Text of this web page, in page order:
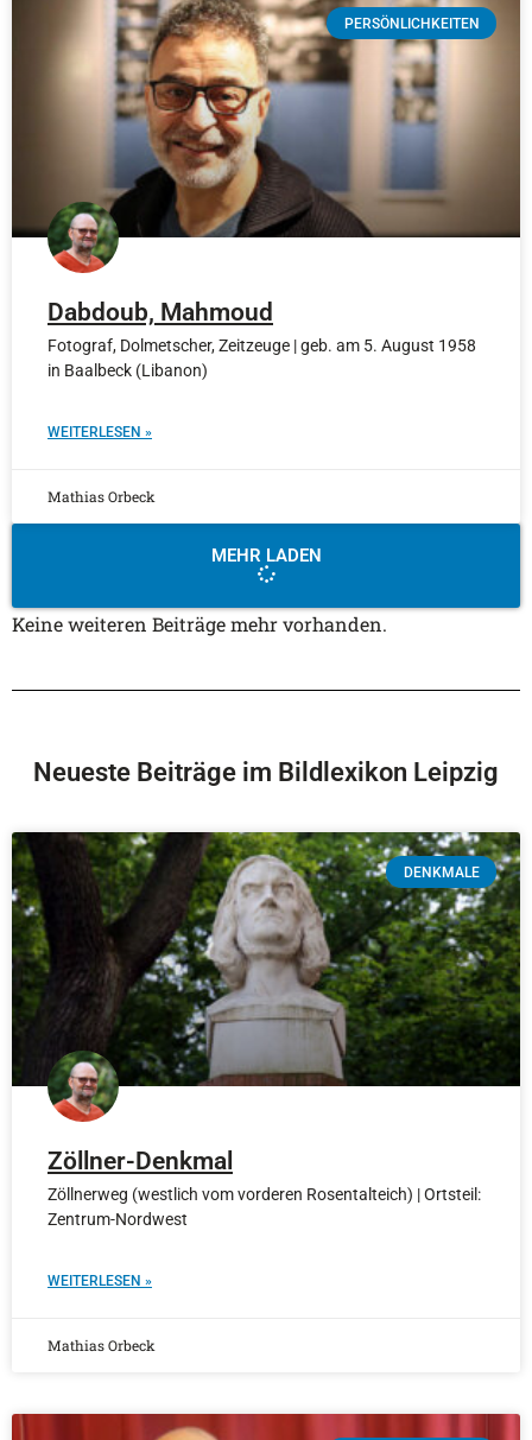
PERSÖNLICHKEITEN
Dabdoub, Mahmoud
Fotograf, Dolmetscher, Zeitzeuge | geb. am 5. August 1958
in Baalbeck (Libanon)
WEITERLESEN »
Mathias Orbeck
MEHR LADEN
Keine weiteren Beiträge mehr vorhanden.
Neueste Beiträge im Bildlexikon Leipzig
DENKMALE
Zöllner-Denkmal
Zöllnerweg (westlich vom vorderen Rosentalteich) | Ortsteil:
Zentrum-Nordwest
WEITERLESEN »
Mathias Orbeck